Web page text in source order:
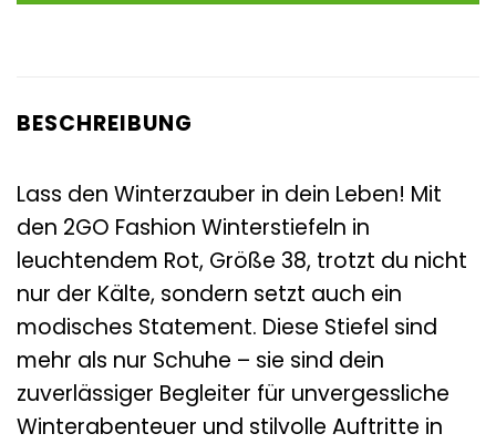
BESCHREIBUNG
Lass den Winterzauber in dein Leben! Mit
den 2GO Fashion Winterstiefeln in
leuchtendem Rot, Größe 38, trotzt du nicht
nur der Kälte, sondern setzt auch ein
modisches Statement. Diese Stiefel sind
mehr als nur Schuhe – sie sind dein
zuverlässiger Begleiter für unvergessliche
Winterabenteuer und stilvolle Auftritte in